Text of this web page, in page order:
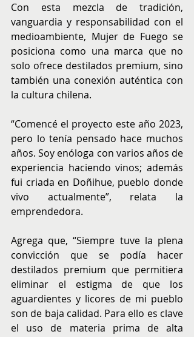
Con esta mezcla de tradición,
vanguardia y responsabilidad con el
medioambiente, Mujer de Fuego se
posiciona como una marca que no
solo ofrece destilados premium, sino
también una conexión auténtica con
la cultura chilena.
“Comencé el proyecto este año 2023,
pero lo tenía pensado hace muchos
años. Soy enóloga con varios años de
experiencia haciendo vinos; además
fui criada en Doñihue, pueblo donde
vivo actualmente”, relata la
emprendedora.
Agrega que, “Siempre tuve la plena
convicción que se podía hacer
destilados premium que permitiera
eliminar el estigma de que los
aguardientes y licores de mi pueblo
son de baja calidad. Para ello es clave
el uso de materia prima de alta